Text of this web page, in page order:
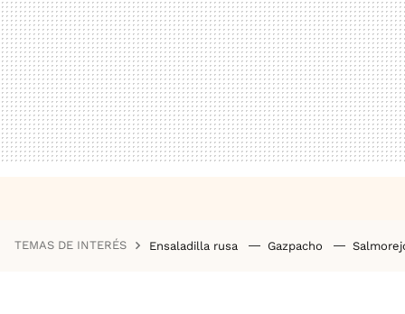
TEMAS DE INTERÉS Ensaladilla rusa Gazpacho